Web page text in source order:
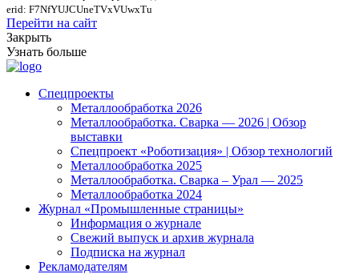
erid: F7NfYUJCUneTVxVUwxTu
Перейти на сайт
Закрыть
Узнать больше
Спецпроекты
Металлообработка 2026
Металлообработка. Сварка — 2026 | Обзор
выставки
Спецпроект «Роботизация» | Обзор технологий
Металлообработка 2025
Металлообработка. Сварка – Урал — 2025
Металлообработка 2024
Журнал «Промышленные страницы»
Информация о журнале
Свежий выпуск и архив журнала
Подписка на журнал
Рекламодателям